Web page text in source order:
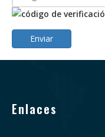
Enviar
Enlaces